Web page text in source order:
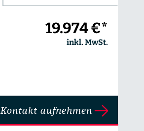
19.974 €*
inkl. MwSt.
Kontakt aufnehmen